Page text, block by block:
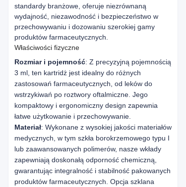
standardy branżowe, oferuje niezrównaną
wydajność, niezawodność i bezpieczeństwo w
przechowywaniu i dozowaniu szerokiej gamy
produktów farmaceutycznych.
Właściwości fizyczne
Rozmiar i pojemność: Z precyzyjną pojemnością
3 ml, ten kartridż jest idealny do różnych
zastosowań farmaceutycznych, od leków do
wstrzykiwań po roztwory oftalmiczne. Jego
kompaktowy i ergonomiczny design zapewnia
łatwe użytkowanie i przechowywanie.
Materiał: Wykonane z wysokiej jakości materiałów
medycznych, w tym szkła borokrzemowego typu I
lub zaawansowanych polimerów, nasze wkłady
zapewniają doskonałą odporność chemiczną,
gwarantując integralność i stabilność pakowanych
produktów farmaceutycznych. Opcja szklana